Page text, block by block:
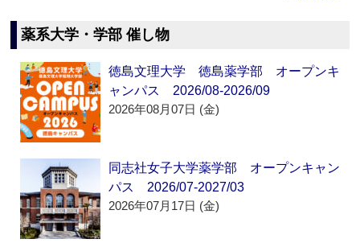
薬系大学・学部 催し物
徳島文理大学 徳島薬学部 オープンキ
ャンパス 2026/08-2026/09
2026年08月07日 (金)
同志社女子大学薬学部 オープンキャン
パス 2026/07-2027/03
2026年07月17日 (金)